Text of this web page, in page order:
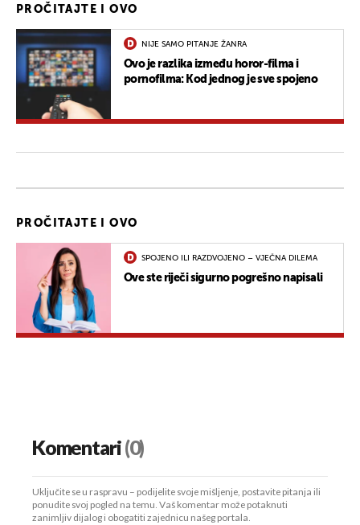
PROČITAJTE I OVO
NIJE SAMO PITANJE ŽANRA
Ovo je razlika između horor-filma i
pornofilma: Kod jednog je sve spojeno
PROČITAJTE I OVO
SPOJENO ILI RAZDVOJENO – VJEČNA DILEMA
Ove ste riječi sigurno pogrešno napisali
Komentari(0)
Uključite se u raspravu – podijelite svoje mišljenje, postavite pitanja ili
ponudite svoj pogled na temu. Vaš komentar može potaknuti
zanimljiv dijalog i obogatiti zajednicu našeg portala.